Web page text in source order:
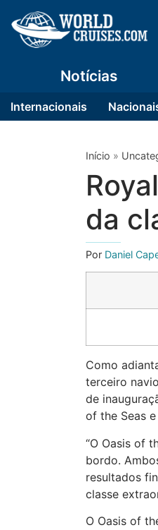
Notícias
Internacionais
Início »
da
Por Daniel
Como
terceiro
de
of the Seas
“O Oasis of
bordo.
resultados
classe
O Oasis of